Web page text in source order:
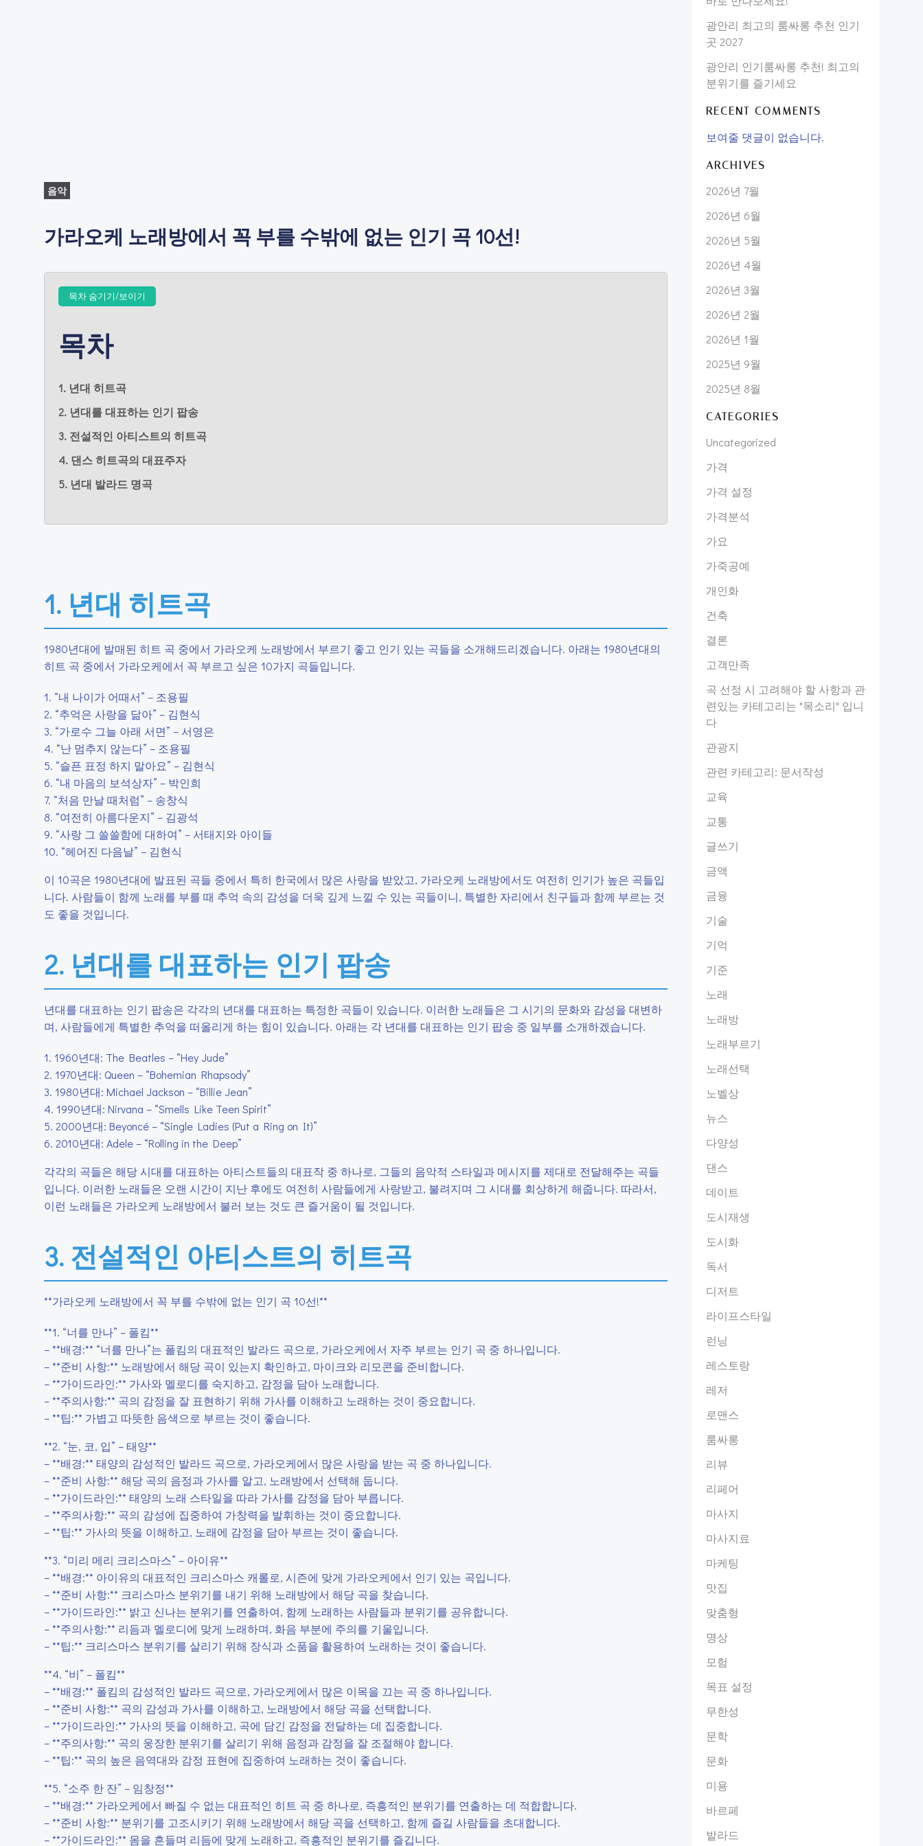
음악
가라오케 노래방에서 꼭 부를 수밖에 없는 인기 곡 10선!
목차 숨기기/보이기
목차
1. 년대 히트곡
2. 년대를 대표하는 인기 팝송
3. 전설적인 아티스트의 히트곡
4. 댄스 히트곡의 대표주자
5. 년대 발라드 명곡
1. 년대 히트곡
1980년대에 발매된 히트 곡 중에서 가라오케 노래방에서 부르기 좋고 인기 있는 곡들을 소개해드리겠습니다. 아래는 1980년대의
히트 곡 중에서 가라오케에서 꼭 부르고 싶은 10가지 곡들입니다.
1. “내 나이가 어때서” – 조용필
2. “추억은 사랑을 닮아” – 김현식
3. “가로수 그늘 아래 서면” – 서영은
4. “난 멈추지 않는다” – 조용필
5. “슬픈 표정 하지 말아요” – 김현식
6. “내 마음의 보석상자” – 박인희
7. “처음 만날 때처럼” – 송창식
8. “여전히 아름다운지” – 김광석
9. “사랑 그 쓸쓸함에 대하여” – 서태지와 아이들
10. “헤어진 다음날” – 김현식
이 10곡은 1980년대에 발표된 곡들 중에서 특히 한국에서 많은 사랑을 받았고, 가라오케 노래방에서도 여전히 인기가 높은 곡들입
니다. 사람들이 함께 노래를 부를 때 추억 속의 감성을 더욱 깊게 느낄 수 있는 곡들이니, 특별한 자리에서 친구들과 함께 부르는 것
도 좋을 것입니다.
2. 년대를 대표하는 인기 팝송
년대를 대표하는 인기 팝송은 각각의 년대를 대표하는 특정한 곡들이 있습니다. 이러한 노래들은 그 시기의 문화와 감성을 대변하
며, 사람들에게 특별한 추억을 떠올리게 하는 힘이 있습니다. 아래는 각 년대를 대표하는 인기 팝송 중 일부를 소개하겠습니다.
1. 1960년대: The Beatles – “Hey Jude”
2. 1970년대: Queen – “Bohemian Rhapsody”
3. 1980년대: Michael Jackson – “Billie Jean”
4. 1990년대: Nirvana – “Smells Like Teen Spirit”
5. 2000년대: Beyoncé – “Single Ladies (Put a Ring on It)”
6. 2010년대: Adele – “Rolling in the Deep”
각각의 곡들은 해당 시대를 대표하는 아티스트들의 대표작 중 하나로, 그들의 음악적 스타일과 메시지를 제대로 전달해주는 곡들
입니다. 이러한 노래들은 오랜 시간이 지난 후에도 여전히 사람들에게 사랑받고, 불려지며 그 시대를 회상하게 해줍니다. 따라서,
이런 노래들은 가라오케 노래방에서 불러 보는 것도 큰 즐거움이 될 것입니다.
3. 전설적인 아티스트의 히트곡
**가라오케 노래방에서 꼭 부를 수밖에 없는 인기 곡 10선!**
**1. “너를 만나” – 폴킴**
– **배경:** “너를 만나”는 폴킴의 대표적인 발라드 곡으로, 가라오케에서 자주 부르는 인기 곡 중 하나입니다.
– **준비 사항:** 노래방에서 해당 곡이 있는지 확인하고, 마이크와 리모콘을 준비합니다.
– **가이드라인:** 가사와 멜로디를 숙지하고, 감정을 담아 노래합니다.
– **주의사항:** 곡의 감정을 잘 표현하기 위해 가사를 이해하고 노래하는 것이 중요합니다.
– **팁:** 가볍고 따뜻한 음색으로 부르는 것이 좋습니다.
**2. “눈, 코, 입” – 태양**
– **배경:** 태양의 감성적인 발라드 곡으로, 가라오케에서 많은 사랑을 받는 곡 중 하나입니다.
– **준비 사항:** 해당 곡의 음정과 가사를 알고, 노래방에서 선택해 둡니다.
– **가이드라인:** 태양의 노래 스타일을 따라 가사를 감정을 담아 부릅니다.
– **주의사항:** 곡의 감성에 집중하여 가창력을 발휘하는 것이 중요합니다.
– **팁:** 가사의 뜻을 이해하고, 노래에 감정을 담아 부르는 것이 좋습니다.
**3. “미리 메리 크리스마스” – 아이유**
– **배경:** 아이유의 대표적인 크리스마스 캐롤로, 시즌에 맞게 가라오케에서 인기 있는 곡입니다.
– **준비 사항:** 크리스마스 분위기를 내기 위해 노래방에서 해당 곡을 찾습니다.
– **가이드라인:** 밝고 신나는 분위기를 연출하여, 함께 노래하는 사람들과 분위기를 공유합니다.
– **주의사항:** 리듬과 멜로디에 맞게 노래하며, 화음 부분에 주의를 기울입니다.
– **팁:** 크리스마스 분위기를 살리기 위해 장식과 소품을 활용하여 노래하는 것이 좋습니다.
**4. “비” – 폴킴**
– **배경:** 폴킴의 감성적인 발라드 곡으로, 가라오케에서 많은 이목을 끄는 곡 중 하나입니다.
– **준비 사항:** 곡의 감성과 가사를 이해하고, 노래방에서 해당 곡을 선택합니다.
– **가이드라인:** 가사의 뜻을 이해하고, 곡에 담긴 감정을 전달하는 데 집중합니다.
– **주의사항:** 곡의 웅장한 분위기를 살리기 위해 음정과 감정을 잘 조절해야 합니다.
– **팁:** 곡의 높은 음역대와 감정 표현에 집중하여 노래하는 것이 좋습니다.
**5. “소주 한 잔” – 임창정**
– **배경:** 가라오케에서 빠질 수 없는 대표적인 히트 곡 중 하나로, 즉흥적인 분위기를 연출하는 데 적합합니다.
– **준비 사항:** 분위기를 고조시키기 위해 노래방에서 해당 곡을 선택하고, 함께 즐길 사람들을 초대합니다.
– **가이드라인:** 몸을 흔들며 리듬에 맞게 노래하고, 즉흥적인 분위기를 즐깁니다.
광안리 최고의 룸싸롱 추천 인기
곳 2027
광안리 인기룸싸롱 추천! 최고의
분위기를 즐기세요
RECENT COMMENTS
보여줄 댓글이 없습니다.
ARCHIVES
2026년 7월
2026년 6월
2026년 5월
2026년 4월
2026년 3월
2026년 2월
2026년 1월
2025년 9월
2025년 8월
CATEGORIES
Uncategorized
가격
가격 설정
가격분석
가요
가죽공예
개인화
건축
결론
고객만족
곡 선정 시 고려해야 할 사항과 관
련있는 카테고리는 "목소리" 입니
다
관광지
관련 카테고리: 문서작성
교육
교통
글쓰기
금액
금융
기술
기억
기준
노래
노래방
노래부르기
노래선택
노벨상
뉴스
다양성
댄스
데이트
도시재생
도시화
독서
디저트
라이프스타일
런닝
레스토랑
레저
로맨스
룸싸롱
리뷰
리페어
마사지
마사지료
마케팅
맛집
맞춤형
명상
모험
목표 설정
무한성
문학
문화
미용
바르페
발라드